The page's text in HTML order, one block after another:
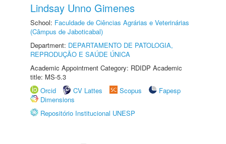
Lindsay Unno Gimenes
School: Faculdade de Ciências Agrárias e Veterinárias
(Câmpus de Jaboticabal)
Department: DEPARTAMENTO DE PATOLOGIA,
REPRODUÇÃO E SAÚDE ÚNICA
Academic Appointment Category: RDIDP Academic
title: MS-5.3
Orcid
CV Lattes Scopus
Fapesp
Dimensions
Repositório Institucional UNESP